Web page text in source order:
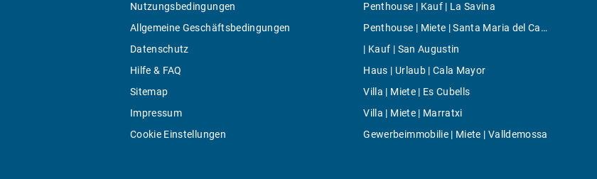
Nutzungsbedingungen
Allgemeine Geschäftsbedingungen
Datenschutz
Hilfe & FAQ
Sitemap
Impressum
Cookie Einstellungen
Penthouse | Kauf | La Savina
Penthouse | Miete | Santa Maria del Cami
| Kauf | San Augustin
Haus | Urlaub | Cala Mayor
Villa | Miete | Es Cubells
Villa | Miete | Marratxi
Gewerbeimmobilie | Miete | Valldemossa